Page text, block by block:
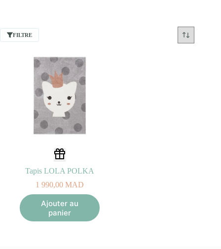
FILTRE
Tapis LOLA POLKA
1 990,00 MAD
Ajouter au
panier